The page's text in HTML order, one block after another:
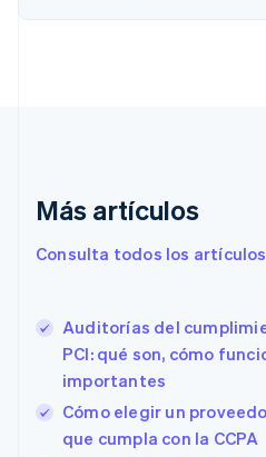
Más artículos
Consulta todos los
Auditorías del
PCI: qué son, cómo
importantes
Cómo elegir un
que cumpla con la CCPA
China continental
Emiratos Árabes Unidos
Eslovaquia
EnglishItaliano
España
Español
Estados Unidos
English Español 简体中文
Estonia